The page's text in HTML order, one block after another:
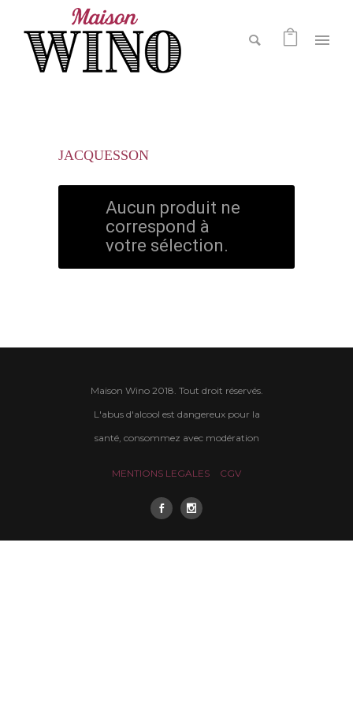
JACQUESSON
Aucun produit ne
correspond à
votre sélection.
Maison Wino 2018. Tout droit réservés.
L'abus d'alcool est dangereux pour la
santé, consommez avec modération
MENTIONS LEGALES CGV